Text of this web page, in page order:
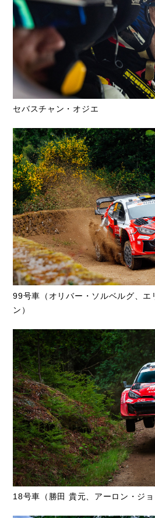
セバスチャン・オジエ
99号車（オリバー・ソルベルグ、エ
ン）
18号車（勝田 貴元、アーロン・ジョ